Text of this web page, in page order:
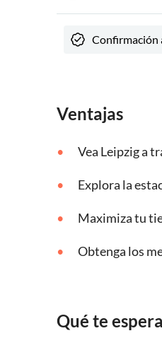
Confirmación
Ventajas
Vea Leipzig a
Explora la
Maximiza tu
Obtenga los
Qué te espera